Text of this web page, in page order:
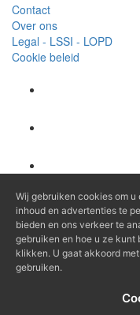
Contact
Over ons
Legal - LSSI - LOPD
Cookie beleid
(+34)
Wij gebruiken cookies om
inhoud en advertenties te
bieden en ons verkeer te
gebruiken en hoe u ze kunt
klikken. U gaat akkoord
gebruiken.